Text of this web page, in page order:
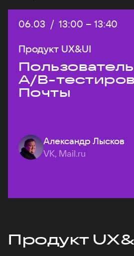
Дата:
06.03 / Начало:
13:00 – Конец:
13:40
Продукт UX&UI
A/B-
Почты
Александр Лысков
VK, Mail.ru
Продукт